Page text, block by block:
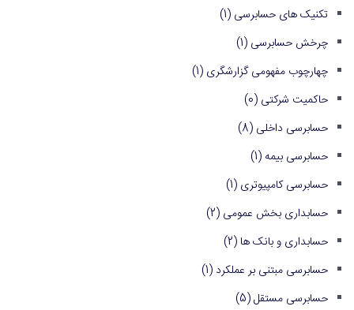
تکنیک های حسابرسی (1)
چرخش حسابرسی (1)
چهارچوب مفهومی گزارشگری (1)
حاکمیت شرکتی (0)
حسابرسی داخلی (8)
حسابرسی بیمه (1)
حسابرسی کامپیوتری (1)
حسابداری بخش عمومی (2)
حسابداری و بانک ها (2)
حسابرسی مبتنی بر عملکرد (1)
حسابرسی مستقل(5)